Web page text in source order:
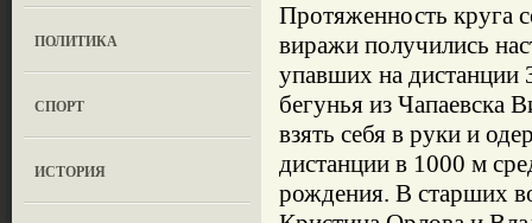
ПОЛИТИКА
СПОРТ
ИСТОРИЯ
Протяженность круга
виражи получились
упавших на дистанции
бегунья из Чапаевска
взять себя в руки и
дистанции в 1000 м
рождения. В старших